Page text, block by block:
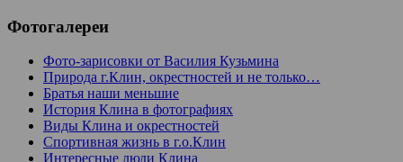
Фотогалереи
Фото-зарисовки от Василия Кузьмина
Природа г.Клин, окрестностей и не только…
Братья наши меньшие
История Клина в фотографиях
Виды Клина и окрестностей
Спортивная жизнь в г.о.Клин
Интересные люди Клина